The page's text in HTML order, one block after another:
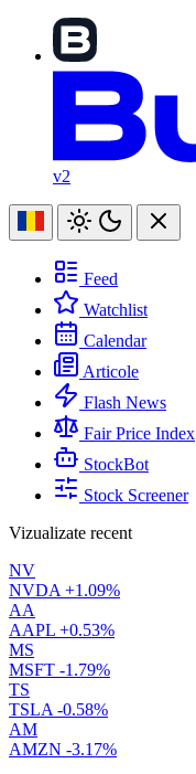
v2
Feed
Watchlist
Calendar
Articole
Flash News
Fair Price Index
StockBot
Stock Screener
Vizualizate recent
NV
NVDA +1.09%
AA
AAPL +0.53%
MS
MSFT -1.79%
TS
TSLA -0.58%
AM
AMZN -3.17%